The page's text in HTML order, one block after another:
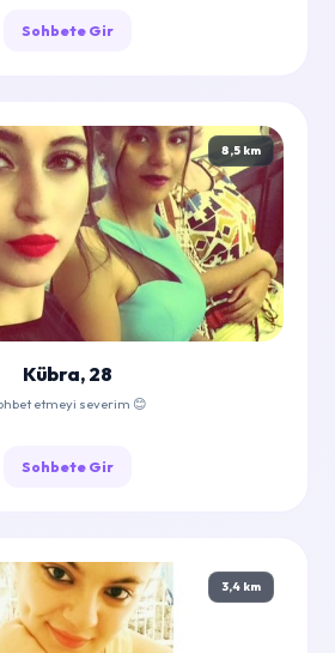
Sohbete Gir
8,5 km
Kübra, 28
etmeyi severim 😊
Sohbete Gir
3,4 km